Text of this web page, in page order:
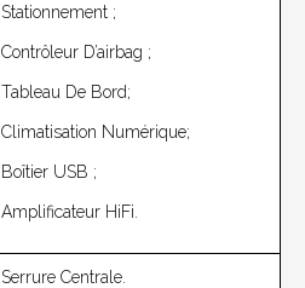
Stationnement ;
Contrôleur D’airbag ;
Tableau De Bord;
Climatisation Numérique;
Boîtier USB ;
Amplificateur HiFi.
Serrure Centrale.